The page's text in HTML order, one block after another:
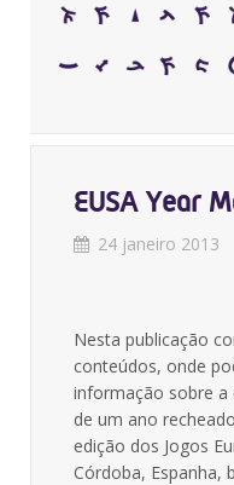
EUSA Year
24 janeiro 2013
Nesta publicação
conteúdos, onde
informação sobre a
de um ano
edição dos Jogos
Córdoba,